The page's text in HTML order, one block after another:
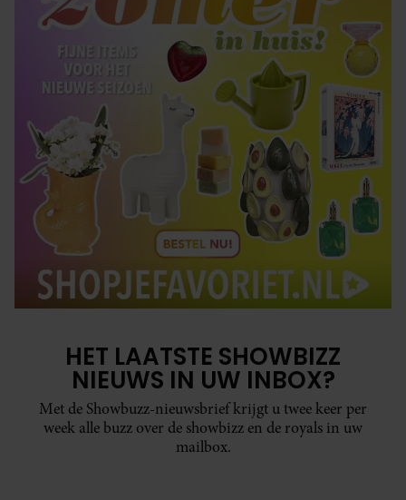
HET LAATSTE SHOWBIZZ
NIEUWS IN UW INBOX?
Met de Showbuzz-nieuwsbrief krijgt u twee keer per
week alle buzz over de showbizz en de royals in uw
mailbox.